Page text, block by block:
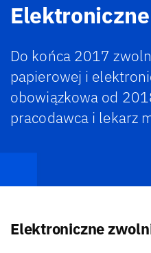
Do końca 2017
papierowej i
obowiązkowa od
pracodawca i lekarz
Elektroniczne